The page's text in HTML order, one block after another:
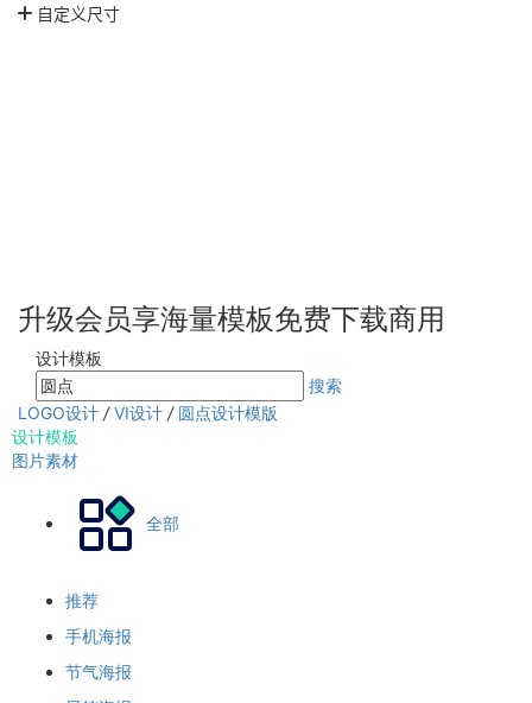
升级会员享海量模板免费下载商用
设计模板
搜索
LOGO设计 / VI设计 / 圆点设计模版
设计模板
图片素材
全部
推荐
手机海报
节气海报